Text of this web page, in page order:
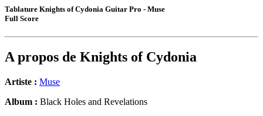
Tablature Knights of Cydonia Guitar Pro - Muse
Full Score
A propos de Knights of Cydonia
Artiste : Muse
Album : Black Holes and Revelations